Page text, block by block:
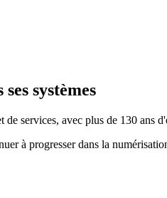
systèmes
services, avec plus de 130 ans
à progresser dans la